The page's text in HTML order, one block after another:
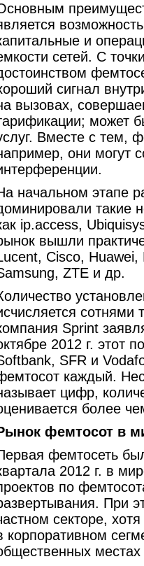
и
сетей. С
сигнал
вызовах,
может
Вместе с тем,
они могут
начальном этапе
такие
ip.access,
вышли
Cisco,
ZTE и др.
сотнями
Sprint
2012 г. этот
SFR и
каждый.
цифр,
более
фемтосот в
фемтосеть
2012 г. в
по
При
секторе,
корпоративном
местах